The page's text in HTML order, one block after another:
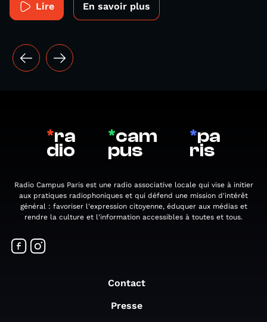
Lire En savoir plus
*ra
dio
*cam
pus
*pa
ris
Radio Campus Paris est une radio associative locale qui vise à initier
aux pratiques radiophoniques et qui défend une mission d'intérêt
général : favoriser l'expression citoyenne, éduquer aux médias et
rendre la culture et l'information accessibles à toutes et tous.
Contact
Presse